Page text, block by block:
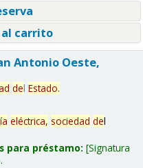
carrito
Antonio Oeste,
del Estado.
eléctrica, sociedad del
para préstamo: Signatura